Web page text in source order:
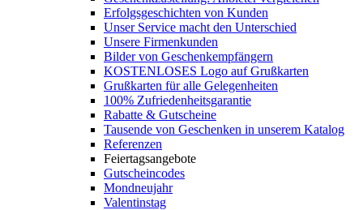
Erfolgsgeschichten von Kunden
Unser Service macht den Unterschied
Unsere Firmenkunden
Bilder von Geschenkempfängern
KOSTENLOSES Logo auf Grußkarten
Grußkarten für alle Gelegenheiten
100% Zufriedenheitsgarantie
Rabatte & Gutscheine
Tausende von Geschenken in unserem Katalog
Referenzen
Feiertagsangebote
Gutscheincodes
Mondneujahr
Valentinstag